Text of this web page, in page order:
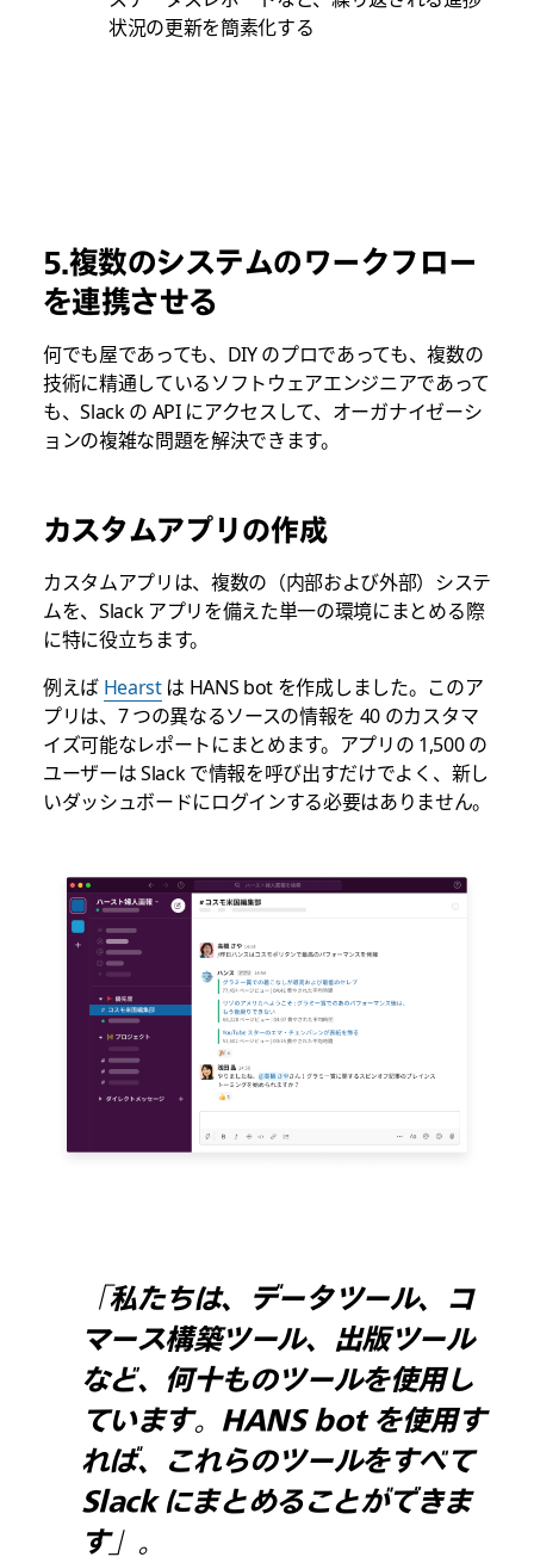
状況の更新を簡素化する
5.複数のシステムのワークフロー
を連携させる
何でも屋であっても、DIY のプロであっても、複数の
技術に精通しているソフトウェアエンジニアであって
も、Slack の API にアクセスして、オーガナイゼーシ
ョンの複雑な問題を解決できます。
カスタムアプリの作成
カスタムアプリは、複数の（内部および外部）システ
ムを、Slack アプリを備えた単一の環境にまとめる際
に特に役立ちます。
例えば Hearstは HANS bot を作成しました。このア
プリは、7 つの異なるソースの情報を 40 のカスタマ
イズ可能なレポートにまとめます。アプリの 1,500 の
ユーザーは Slack で情報を呼び出すだけでよく、新し
いダッシュボードにログインする必要はありません。
「私たちは、データツール、コ
マース構築ツール、出版ツール
など、何十ものツールを使用し
ています。HANS bot を使用す
れば、これらのツールをすべて
Slack にまとめることができま
す」。